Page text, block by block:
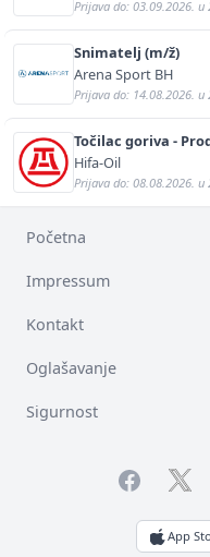
Prijava do: 03.09.2026. u
Snimatelj (m/ž)
Arena Sport BH
Prijava do: 14.08.2026. u
Točilac goriva -
Hifa-Oil
Prijava do: 08.08.2026. u
Početna
Impressum
Kontakt
Oglašavanje
Sigurnost
Facebook
App